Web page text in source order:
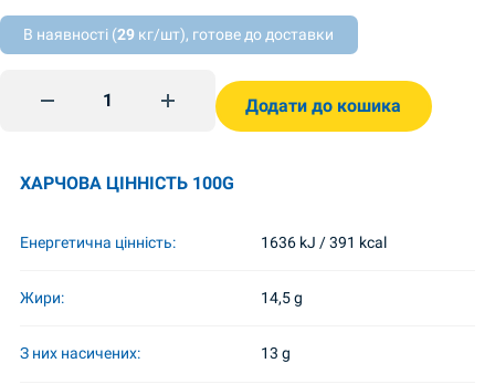
В наявності (29 кг/шт), готове до доставки
Jauhettu paprika 15 g TsvstAromat quantity
Додати до кошика
ХАРЧОВА ЦІННІСТЬ 100G
Енергетична цінність: 1636 kJ / 391 kcal
Жири: 14,5 g
З них насичених: 13 g